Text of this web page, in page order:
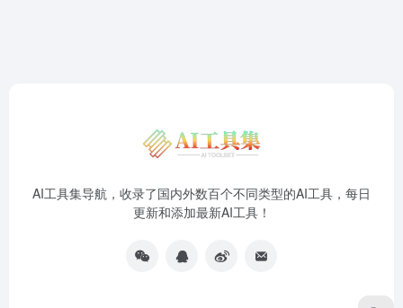
AI工具集导航，收录了国内外数百个不同类型的AI工具，每日
更新和添加最新AI工具！